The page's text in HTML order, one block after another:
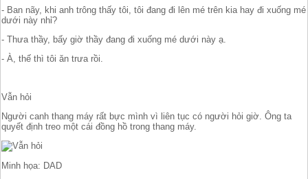
- Ban nãy, khi anh trông thấy tôi, tôi đang đi lên mé trên kia hay đi xuống mé
dưới này nhỉ?
- Thưa thầy, bấy giờ thầy đang đi xuống mé dưới này ạ.
- À, thế thì tôi ăn trưa rồi.
Vẫn hỏi
Người canh thang máy rất bực mình vì liên tục có người hỏi giờ. Ông ta
quyết định treo một cái đồng hồ trong thang máy.
Minh họa: DAD